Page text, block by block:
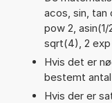
acos, sin, tan
pow 2,
sqrt(4), 2
Hvis det er
bestemt
Hvis der er